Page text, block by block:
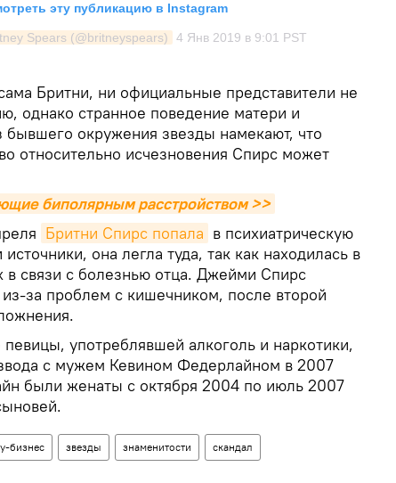
эту публикацию в Instagram
Spears (@britneyspears) 4 Янв 2019 в 9:01 PST
Бритни, ни официальные представители не
однако странное поведение матери и
окружения звезды намекают, что
относительно исчезновения Спирс может
биполярным расстройством >>
Бритни Спирс попала в психиатрическую
она легла туда, так как находилась в
в связи с болезнью отца. Джейми Спирс
за проблем с кишечником, после второй
употреблявшей алкоголь и наркотики,
с мужем Кевином Федерлайном в 2007
были женаты с октября 2004 по июль 2007
бизнес звезды знаменитости скандал